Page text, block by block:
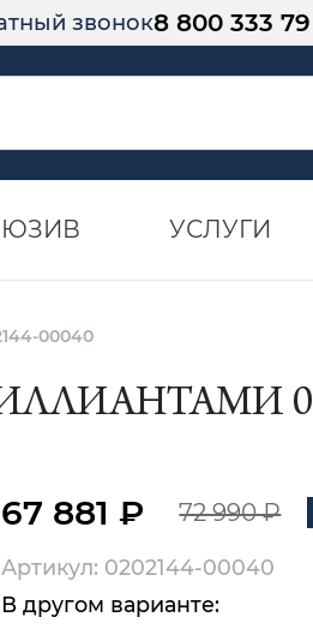
звонок8 800 333
УСЛУГИ
00040
67 881 ₽ 72 990 ₽
Артикул: 0202144-00040
В другом варианте: